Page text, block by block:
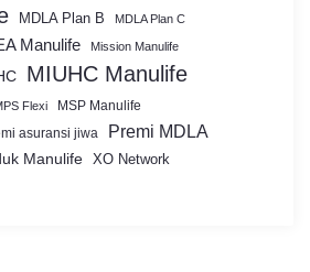
MDLA Plan B MDLA Plan C
Manulife Mission Manulife
MIUHC Manulife
Flexi MSP Manulife
asuransi jiwa Premi MDLA
Manulife XO Network